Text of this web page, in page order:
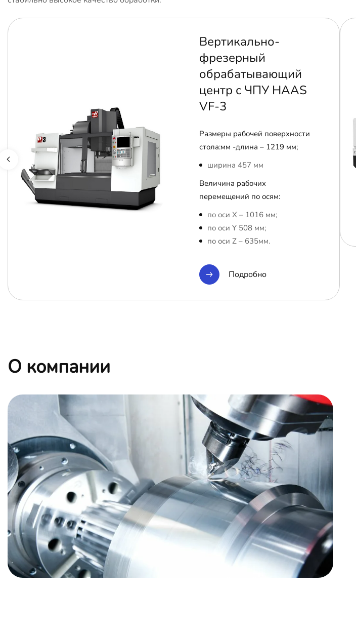
Вертикально-
фрезерный
обрабатывающий
центр с ЧПУ HAAS
VF-3
Размеры рабочей поверхности
стола:мм -длина – 1219 мм;
ширина 457 мм
Величина рабочих
перемещений по осям:
по оси Х – 1016 мм;
по оси Y 508 мм;
по оси Z – 635мм.
Подробно
О компании